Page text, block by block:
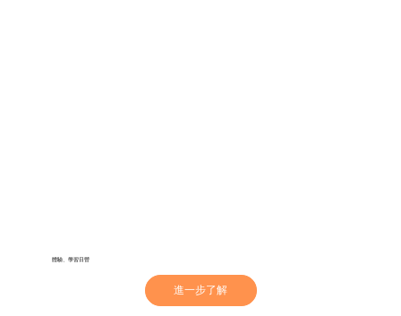
體驗、學習日營
進一步了解